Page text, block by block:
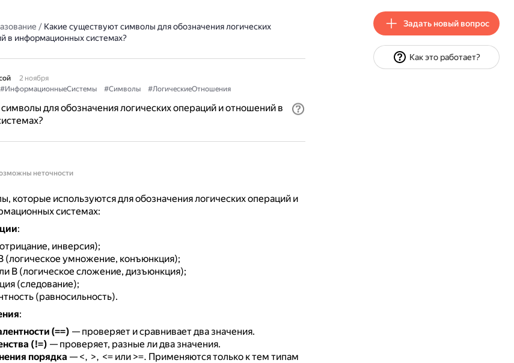
/ Какие существуют символы для обозначения логических
в информационных системах?
2 ноября
#ИнформационныеСистемы #Символы #ЛогическиеОтношения
для обозначения логических операций и отношений в
неточности
которые используются для обозначения логических операций и
системах:
:
инверсия);
(логическое умножение, конъюнкция);
B (логическое сложение, дизъюнкция);
(следование);
(равносильность).
:
(==) — проверяет и сравнивает два значения.
(!=) — проверяет, разные ли два значения.
порядка — <, >, <= или >=. Применяются только к тем типам
Задать новый вопрос
Как это работает?